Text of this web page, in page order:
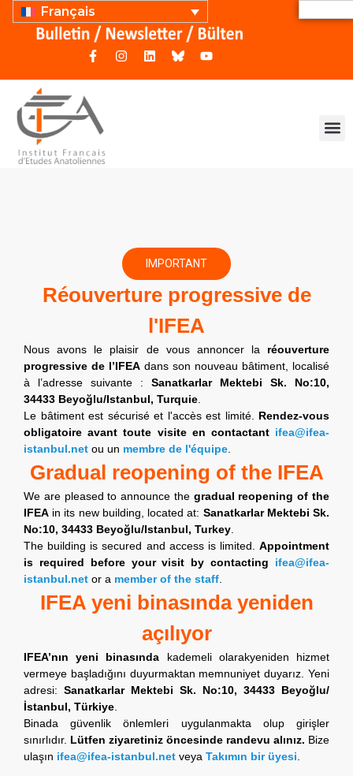
Français
IMPORTANT
Réouverture progressive de
l'IFEA
Nous avons le plaisir de vous annoncer la réouverture
progressive de l’IFEA dans son nouveau bâtiment, localisé
à l’adresse suivante : Sanatkarlar Mektebi Sk. No:10,
34433 Beyoğlu/Istanbul, Turquie
Le bâtiment est sécurisé et l'accès est limité. Rendez-vous
obligatoire avant toute visite en contactant ifea@ifea-
istanbul.net ou un membre de l'équipe
Gradual reopening of the IFEA
We are pleased to announce the gradual reopening of the
IFEA in its new building, located at: Sanatkarlar Mektebi Sk.
No:10, 34433 Beyoğlu/Istanbul, Turkey
The building is secured and access is limited. Appointment
is required before your visit by contacting ifea@ifea-
istanbul.net or a member of the staff
IFEA yeni binasında yeniden
açılıyor
IFEA’nın yeni binasında kademeli olarakyeniden hizmet
vermeye başladığını duyurmaktan memnuniyet duyarız. Yeni
adresi: Sanatkarlar Mektebi Sk. No:10, 34433 Beyoğlu/
İstanbul, Türkiye
Binada güvenlik önlemleri uygulanmakta olup girişler
sınırlıdır. Lütfen ziyaretiniz öncesinde randevu alınız. Bize
ulaşın ifea@ifea-istanbul.net veya Takımın bir üyesi